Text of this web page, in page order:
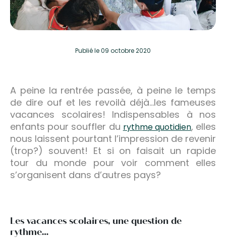
Publiéle 09 octobre 2020
A peine la rentrée passée, à peine le temps
de dire ouf et les revoilà déjà…les fameuses
vacances scolaires! Indispensables à nos
enfants pour souffler du rythme quotidien, elles
nous laissent pourtant l’impression de revenir
(trop?) souvent! Et si on faisait un rapide
tour du monde pour voir comment elles
s’organisent dans d’autres pays?
Les vacances scolaires, une question de
rythme…